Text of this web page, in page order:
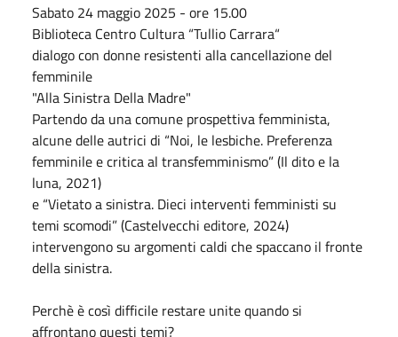
Sabato 24 maggio 2025 - ore 15.00
Biblioteca Centro Cultura “Tullio Carrara“
dialogo con donne resistenti alla cancellazione del
femminile
"Alla Sinistra Della Madre"
Partendo da una comune prospettiva femminista,
alcune delle autrici di “Noi, le lesbiche. Preferenza
femminile e critica al transfemminismo” (Il dito e la
luna, 2021)
e “Vietato a sinistra. Dieci interventi femministi su
temi scomodi” (Castelvecchi editore, 2024)
intervengono su argomenti caldi che spaccano il fronte
della sinistra.
Perchè è così difficile restare unite quando si
affrontano questi temi?